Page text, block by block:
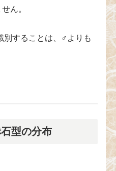
ん。
別することは、♂よりも
型の分布